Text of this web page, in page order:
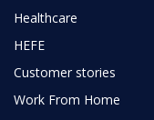
Healthcare
HEFE
Customer stories
Work From Home